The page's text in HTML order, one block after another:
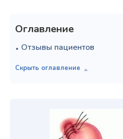
Оглавление
Отзывы пациентов